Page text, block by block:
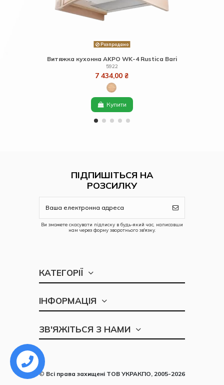
Розпродано
Витяжка кухонна AKPO WK-4 Rustica Bari
5922
7 434,00 ₴
Купити
ПІДПИШІТЬСЯ НА
РОЗСИЛКУ
Ви зможете скасувати підписку в будь-який час, написавши
нам через форму зворотнього зв'язку.
КАТЕГОРІЇ
ІНФОРМАЦІЯ
ЗВ'ЯЖІТЬСЯ З НАМИ
© Всі права захищені ТОВ УКРАКПО, 2005-2026